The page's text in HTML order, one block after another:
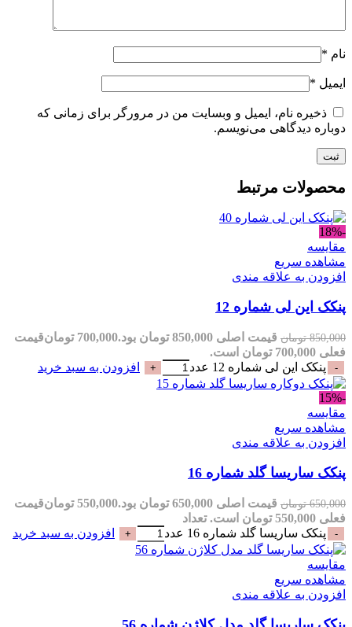
نام *
ایمیل *
ذخیره نام، ایمیل و وبسایت من در مرورگر برای زمانی که
دوباره دیدگاهی می‌نویسم.
محصولات مرتبط
-18%
مقایسه
مشاهده سریع
افزودن به علاقه مندی
پنکک این لی شماره 12
850,000 تومان قیمت اصلی 850,000 تومان بود. 700,000 تومانقیمت
فعلی 700,000 تومان است.
پنکک این لی شماره 12 عدد
افزودن به سبد خرید
-15%
مقایسه
مشاهده سریع
افزودن به علاقه مندی
پنکک ساریسا گلد شماره 16
650,000 تومان قیمت اصلی 650,000 تومان بود. 550,000 تومانقیمت
فعلی 550,000 تومان است.
تعداد
پنکک ساریسا گلد شماره 16 عدد
افزودن به سبد خرید
مقایسه
مشاهده سریع
افزودن به علاقه مندی